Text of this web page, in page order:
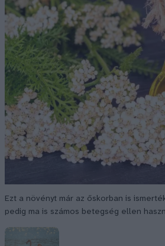
Ezt a növényt már az őskorban is
pedig ma is számos betegség ellen